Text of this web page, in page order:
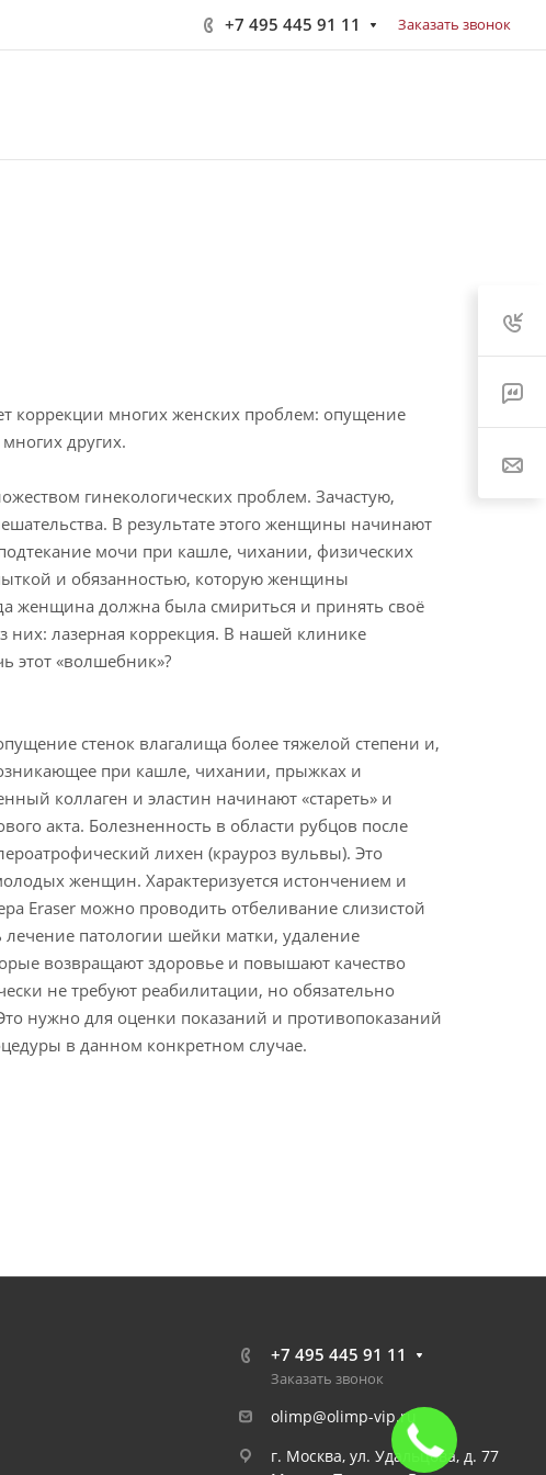
+7 495 445 91 11 Заказать звонок
коррекции многих женских проблем: опущение
других.
гинекологических проблем. Зачастую,
В результате этого женщины начинают
мочи при кашле, чихании, физических
и обязанностью, которую женщины
женщина должна была смириться и принять своё
них: лазерная коррекция. В нашей клинике
этот «волшебник»?
стенок влагалища более тяжелой степени и,
при кашле, чихании, прыжках и
коллаген и эластин начинают «стареть» и
акта. Болезненность в области рубцов после
лихен (крауроз вульвы). Это
женщин. Характеризуется истончением и
Eraser можно проводить отбеливание слизистой
патологии шейки матки, удаление
возвращают здоровье и повышают качество
не требуют реабилитации, но обязательно
нужно для оценки показаний и противопоказаний
в данном конкретном случае.
+7 495 445 91 11
Заказать звонок
olimp@olimp-vip.ru
г. Москва, ул. Удальцова, д. 77